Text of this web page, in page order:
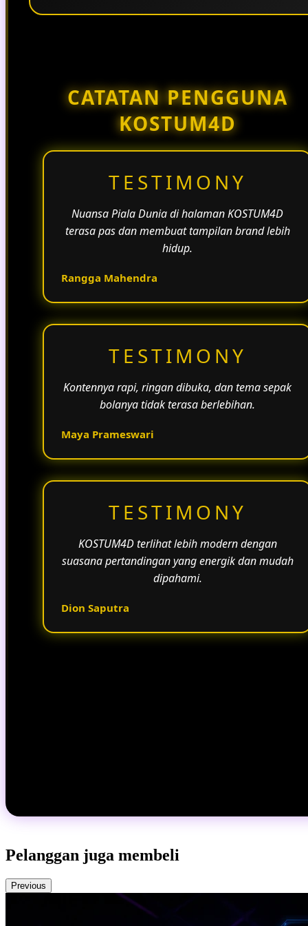
CATATAN PENGGUNA
KOSTUM4D
TESTIMONY
Nuansa Piala Dunia di halaman KOSTUM4D
terasa pas dan membuat tampilan brand lebih
hidup.
Rangga Mahendra
TESTIMONY
Kontennya rapi, ringan dibuka, dan tema sepak
bolanya tidak terasa berlebihan.
Maya Prameswari
TESTIMONY
KOSTUM4D terlihat lebih modern dengan
suasana pertandingan yang energik dan mudah
dipahami.
Dion Saputra
Pelanggan juga membeli
Previous